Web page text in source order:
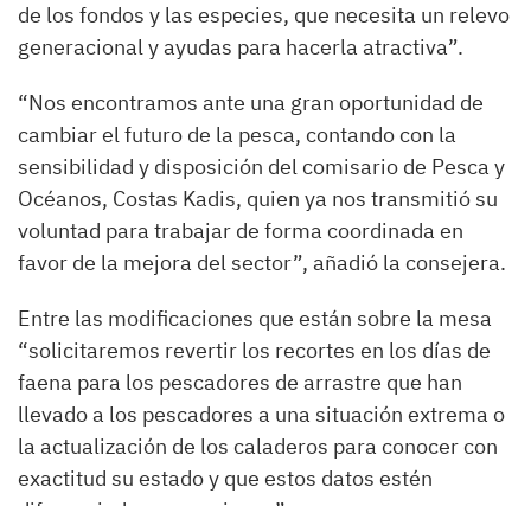
de los fondos y las especies, que necesita un relevo
generacional y ayudas para hacerla atractiva”.
“Nos encontramos ante una gran oportunidad de
cambiar el futuro de la pesca, contando con la
sensibilidad y disposición del comisario de Pesca y
Océanos, Costas Kadis, quien ya nos transmitió su
voluntad para trabajar de forma coordinada en
favor de la mejora del sector”, añadió la consejera.
Entre las modificaciones que están sobre la mesa
“solicitaremos revertir los recortes en los días de
faena para los pescadores de arrastre que han
llevado a los pescadores a una situación extrema o
la actualización de los caladeros para conocer con
exactitud su estado y que estos datos estén